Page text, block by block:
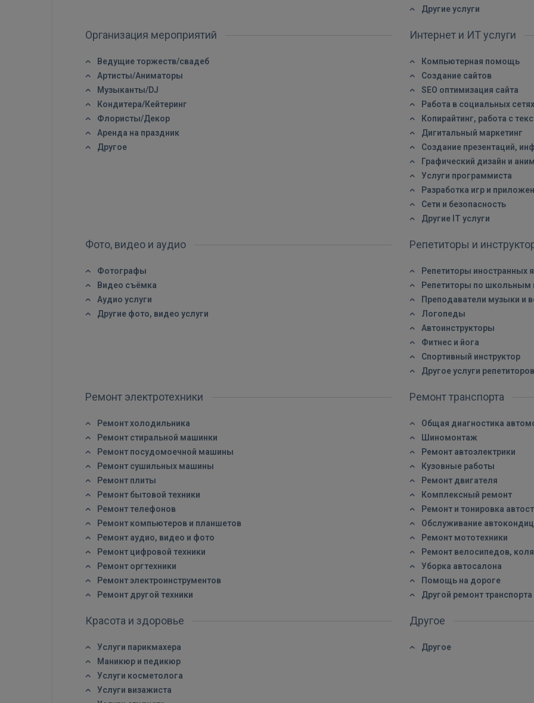
Ещё не зарегистрированы?
РЕГИСТРАЦИЯ
Другие услуги
Организация мероприятий
Ведущие торжеств/свадеб
Артисты/Аниматоры
Музыканты/DJ
Кондитера/Кейтеринг
Флористы/Декор
Аренда на праздник
Другое
Интернет и ИТ услуги
Компьютерная помощь
Создание сайтов
SEO оптимизация сайта
Работа в социальных сетях
Копирайтинг, работа с
Дигитальный маркетинг
Создание презентаций,
Графический дизайн и
Услуги программиста
Разработка игр и
Сети и безопасность
Другие IT услуги
Фото, видео и аудио
Фотографы
Видео съёмка
Аудио услуги
Другие фото, видео услуги
Репетиторы и
Репетиторы иностранных
Репетиторы по школьным
Преподаватели музыки и
Логопеды
Автоинструкторы
Фитнес и йога
Спортивный инструктор
Другое услуги репетиторов
Ремонт электротехники
Ремонт холодильника
Ремонт стиральной машинки
Ремонт посудомоечной машины
Ремонт сушильных машины
Ремонт плиты
Ремонт бытовой техники
Ремонт телефонов
Ремонт компьютеров и планшетов
Ремонт аудио, видео и фото
Ремонт цифровой техники
Ремонт оргтехники
Ремонт электроинструментов
Ремонт другой техники
Ремонт транспорта
Общая диагностика
Шиномонтаж
Ремонт автоэлектрики
Кузовные работы
Ремонт двигателя
Комплексный ремонт
Ремонт и тонировка
Обслуживание
Ремонт мототехники
Ремонт велосипедов,
Уборка автосалона
Помощь на дороге
Другой ремонт транспорта
Красота и здоровье
Услуги парикмахера
Маникюр и педикюр
Услуги косметолога
Услуги визажиста
Другое
Другое